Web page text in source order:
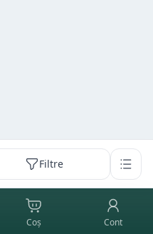
Filtre
Coș Cont